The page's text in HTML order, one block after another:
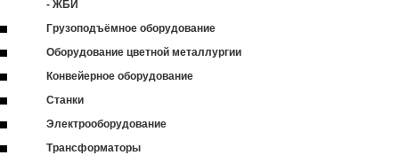
- ЖБИ
Грузоподъёмное оборудование
Оборудование цветной металлургии
Конвейерное оборудование
Станки
Электрооборудование
Трансформаторы